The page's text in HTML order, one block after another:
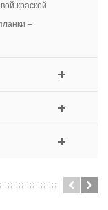
краской
–